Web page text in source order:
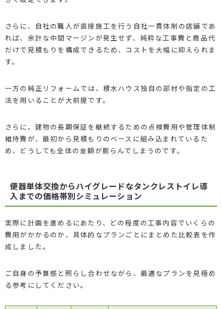
さらに、自社の職人が直接施工を行う自社一貫体制の店舗であ
れば、余計な中間マージンが発生せず、純粋な工事費と商品代
だけで見積もりを構成できるため、コストを大幅に抑えられま
す。
一方の純正リフォームでは、積水ハウス独自の部材や指定の工
法を用いることが大前提です。
さらに、建物の長期保証を継続するための点検費用や管理体制
維持費が、最初から見積もりのベースに組み込まれているた
め、どうしても全体の金額が膨らんでしまうのです。
便器単体交換からハイグレードなタンクレストイレ導
入までの価格帯別シミュレーション
実際に計画を進めるにあたり、どの程度の工事内容でいくらの
費用がかかるのか、具体的なプランごとにまとめた比較表を作
成しました。
ご自身の予算感と照らし合わせながら、最適なプランを見極め
る参考にしてください。